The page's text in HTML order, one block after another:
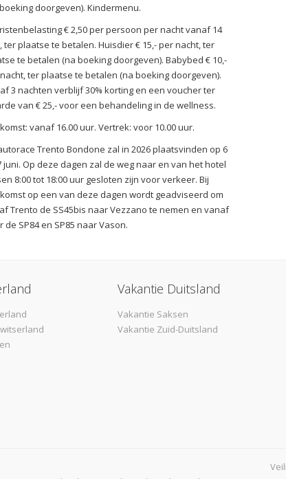
doorgeven). Kindermenu.
€ 2,50 per persoon per nacht vanaf 14
ter plaatse te betalen. Huisdier € 15,- per nacht, ter
te betalen (na boeking doorgeven). Babybed € 10,-
ter plaatse te betalen (na boeking doorgeven).
3 nachten verblijf 30% korting en een voucher ter
van € 25,- voor een behandeling in de wellness.
vanaf 16.00 uur. Vertrek: voor 10.00 uur.
Trento Bondone zal in 2026 plaatsvinden op 6
juni. Op deze dagen zal de weg naar en van het hotel
8:00 tot 18:00 uur gesloten zijn voor verkeer. Bij
op een van deze dagen wordt geadviseerd om
Trento de SS45bis naar Vezzano te nemen en vanaf
de SP84 en SP85 naar Vason.
Vakantie Duitsland
Vakantie Saksen
Vakantie Zuid-Duitsland